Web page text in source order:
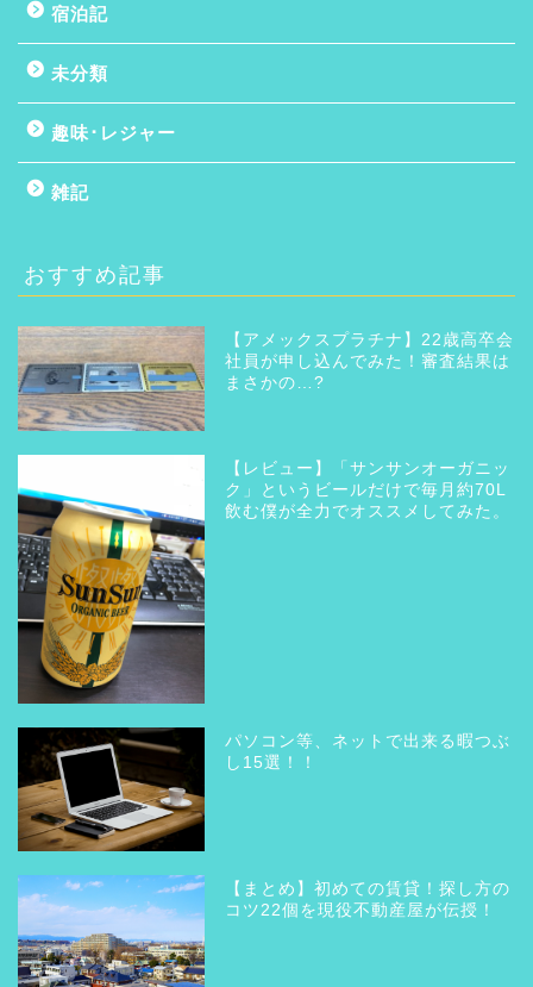
宿泊記
未分類
趣味･レジャー
雑記
おすすめ記事
【アメックスプラチナ】22歳高卒会
社員が申し込んでみた！審査結果は
まさかの…?
【レビュー】「サンサンオーガニッ
ク」というビールだけで毎月約70L
飲む僕が全力でオススメしてみた。
パソコン等、ネットで出来る暇つぶ
し15選！！
【まとめ】初めての賃貸！探し方の
コツ22個を現役不動産屋が伝授！